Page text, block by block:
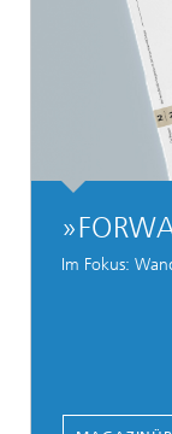
Im Fokus: